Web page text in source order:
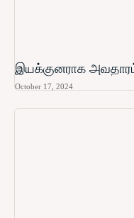
இயக்குனராக
October 17, 2024